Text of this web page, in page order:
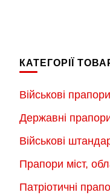
можна
на
товару
КАТЕГОРІЇ
Військові прапори
Державні
Військові
Прапори міст,
Патріотичні